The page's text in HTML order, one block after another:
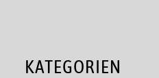
KATEGORIEN